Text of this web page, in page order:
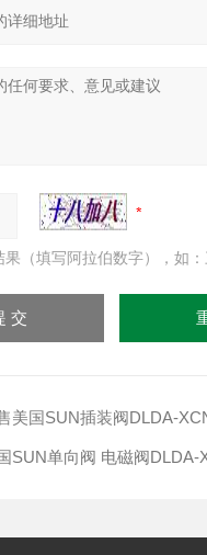
果（填写阿拉伯数字），如
美国SUN插装阀DLDA-
SUN单向阀 电磁阀DLDA-